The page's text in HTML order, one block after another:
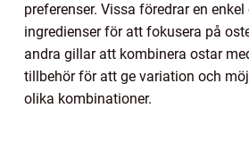
preferenser. Vissa föredrar en
ingredienser för att fokusera på
andra gillar att kombinera ostar
tillbehör för att ge variation och
olika kombinationer.